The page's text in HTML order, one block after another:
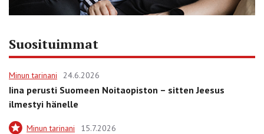
Suosituimmat
Minun tarinani 24.6.2026
Iina perusti Suomeen Noitaopiston – sitten Jeesus
ilmestyi hänelle
Minun tarinani 15.7.2026